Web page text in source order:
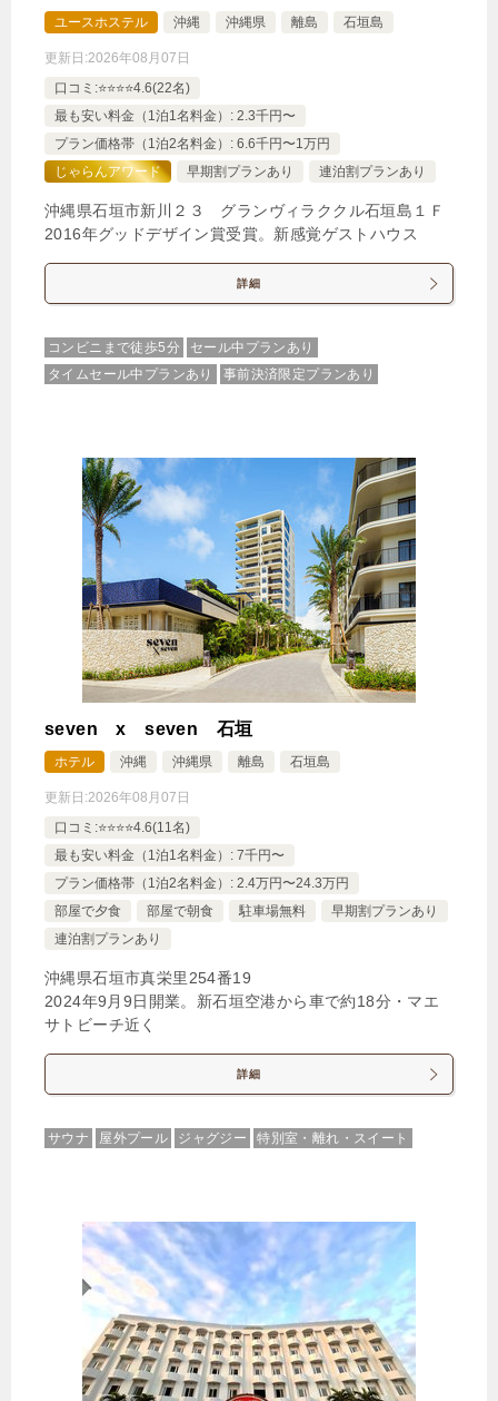
ユースホステル 沖縄 沖縄県 離島 石垣島
更新日:2026年08月07日
口コミ:⭐️⭐️⭐️⭐️4.6(22名)
最も安い料金（1泊1名料金）: 2.3千円〜
プラン価格帯（1泊2名料金）: 6.6千円〜1万円
じゃらんアワード
早期割プランあり 連泊割プランあり
沖縄県石垣市新川２３ グランヴィラククル石垣島１Ｆ
2016年グッドデザイン賞受賞。新感覚ゲストハウス
詳細
コンビニまで徒歩5分
セール中プランあり
タイムセール中プランあり
事前決済限定プランあり
seven x seven 石垣
ホテル 沖縄 沖縄県 離島 石垣島
更新日:2026年08月07日
口コミ:⭐️⭐️⭐️⭐️4.6(11名)
最も安い料金（1泊1名料金）: 7千円〜
プラン価格帯（1泊2名料金）: 2.4万円〜24.3万円
部屋で夕食
部屋で朝食 駐車場無料
早期割プランあり
連泊割プランあり
沖縄県石垣市真栄里254番19
2024年9月9日開業。新石垣空港から車で約18分・マエ
サトビーチ近く
詳細
サウナ 屋外プール ジャグジー 特別室・離れ・スイート